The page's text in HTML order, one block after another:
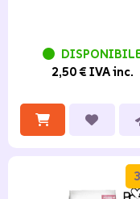
2,50 € IVA inc.